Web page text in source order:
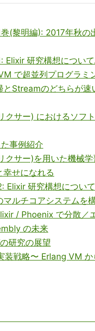
(黎明編): 2017年秋の
Elixir 研究構想につい
で超並列プログラミ
Streamのどちらが
クサー) におけるソフ
事例紹介
クサー)を用いた機械
幸せになれる
Elixir 研究構想につい
ルチコアシステムを
/ Phoenix で分散／
の未来
研究の展望
戦略〜 Erlang VM か